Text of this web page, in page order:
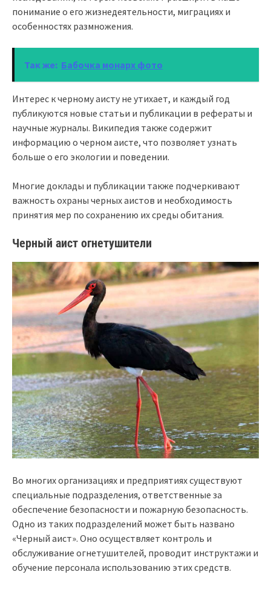
понимание о его жизнедеятельности, миграциях и
особенностях размножения.
Так же: Бабочка монарх фото
Интерес к черному аисту не утихает, и каждый год
публикуются новые статьи и публикации в рефераты и
научные журналы. Википедия также содержит
информацию о черном аисте, что позволяет узнать
больше о его экологии и поведении.
Многие доклады и публикации также подчеркивают
важность охраны черных аистов и необходимость
принятия мер по сохранению их среды обитания.
Черный аист огнетушители
Во многих организациях и предприятиях существуют
специальные подразделения, ответственные за
обеспечение безопасности и пожарную безопасность.
Одно из таких подразделений может быть названо
«Черный аист». Оно осуществляет контроль и
обслуживание огнетушителей, проводит инструктажи и
обучение персонала использованию этих средств.